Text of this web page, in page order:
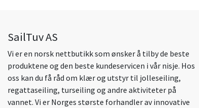
SailTuv AS
Vi er en norsk nettbutikk som ønsker å tilby de beste
produktene og den beste kundeservicen i vår nisje. Hos
oss kan du få råd om klær og utstyr til jolleseiling,
regattaseiling, turseiling og andre aktiviteter på
vannet. Vi er Norges største forhandler av innovative